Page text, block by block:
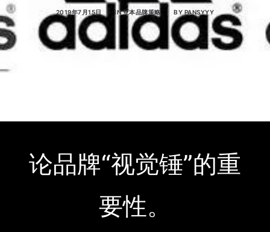
2019年7月15日 IN亚本品牌策略 BY PANSYYY
论品牌“视觉锤”的重
要性。